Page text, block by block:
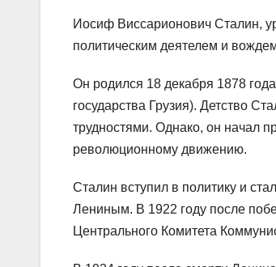
Иосиф Виссарионович Сталин,
политическим деятелем и
Он родился 18 декабря 1878
государства Грузия). Детство
трудностями. Однако, он начал
революционному движению.
Сталин вступил в политику и
Лениным. В 1922 году после
Центрального Комитета